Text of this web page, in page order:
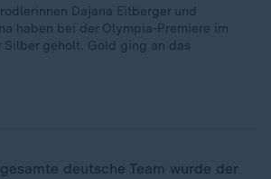
Dajana Eitberger und
haben bei der Olympia-Premiere im
Silber geholt. Gold ging an das
deutsche Team wurde der